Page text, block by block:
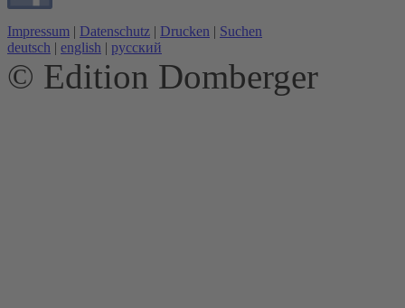
Impressum | Datenschutz | Drucken | Suchen
deutsch | english | русский
© Edition Domberger